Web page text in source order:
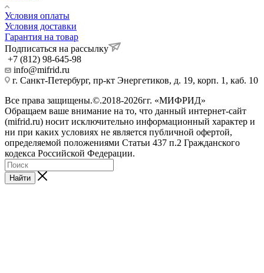
Условия оплаты
Условия доставки
Гарантия на товар
Подписаться на рассылку
+7 (812) 98-645-98
info@mifrid.ru
г. Санкт-Петербург, пр-кт Энергетиков, д. 19, корп. 1, каб. 10
Все права защищены.©.2018-2026гг. «МИФРИД»
Обращаем ваше внимание на то, что данный интернет-сайт
(mifrid.ru) носит исключительно информационный характер и
ни при каких условиях не является публичной офертой,
определяемой положениями Статьи 437 п.2 Гражданского
кодекса Российской Федерации.
Найти